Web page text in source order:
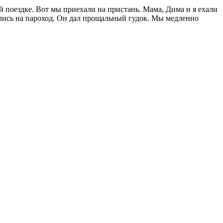
поездке. Вот мы приехали на пристань. Мама, Дима и я ехали
на пароход. Он дал прощальный гудок. Мы медленно